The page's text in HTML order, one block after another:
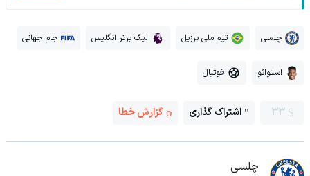
چلسی تیم ملی برزیل لیگ برتر انگلیس جام جهانی
استوائو فوتبال
33 اشتراک گذاری گزارش خطا
چلسی